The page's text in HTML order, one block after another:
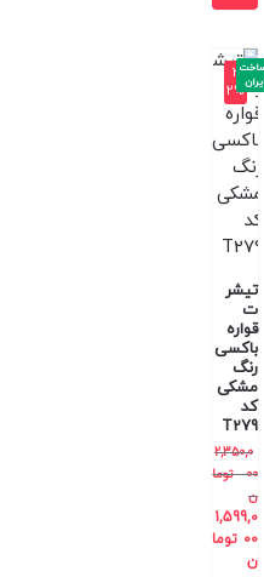
-3
2%
تیشر
ت
قواره
باکسی
رنگ
مشکی
کد
T279
2,350,0
00
توما
ن
1,599,0
00 توما
ن